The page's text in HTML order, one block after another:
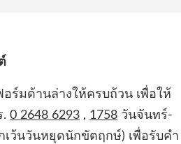
ร์มด้านล่างให้ครบถ้วน เพื่อให้
. 0 2648 6293 , 1758 วันจันทร์-
เว้นวันหยุดนักขัตฤกษ์) เพื่อรับคำ